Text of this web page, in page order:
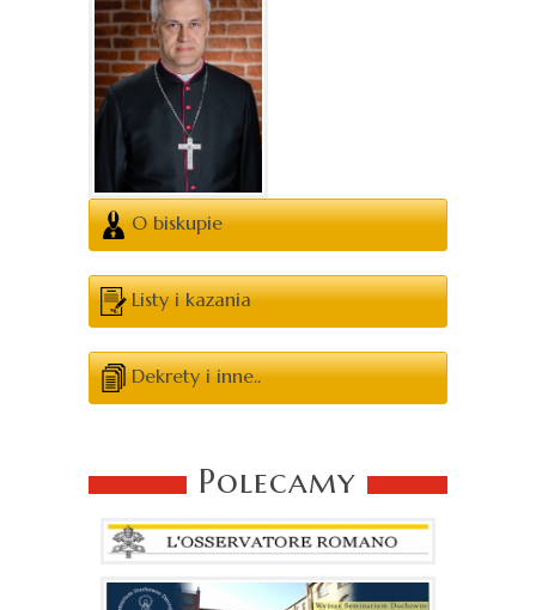
O biskupie
Listy i kazania
Dekrety i inne..
Polecamy